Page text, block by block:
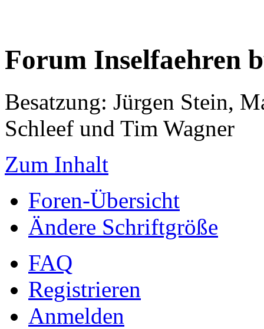
Forum Inselfaehren
Besatzung: Jürgen Stein,
Schleef und Tim Wagner
Zum Inhalt
Foren-Übersicht
Ändere Schriftgröße
FAQ
Registrieren
Anmelden